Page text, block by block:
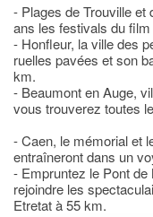
- Plages de Trouville et
ans les festivals du
- Honfleur, la ville des
ruelles pavées et son
km.
- Beaumont en Auge,
vous trouverez toutes
- Caen, le mémorial et
entraîneront dans un
- Empruntez le Pont
rejoindre les
Etretat à 55 km.